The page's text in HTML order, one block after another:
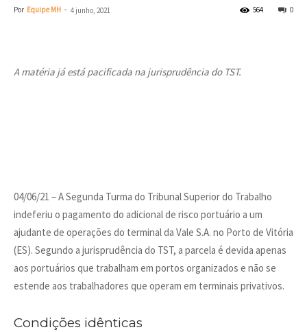
Por Equipe MH - 4 junho, 2021 0
564
A matéria já está pacificada na jurisprudência do TST.
04/06/21 – A Segunda Turma do Tribunal Superior do Trabalho
indeferiu o pagamento do adicional de risco portuário a um
ajudante de operações do terminal da Vale S.A. no Porto de Vitória
(ES). Segundo a jurisprudência do TST, a parcela é devida apenas
aos portuários que trabalham em portos organizados e não se
estende aos trabalhadores que operam em terminais privativos.
Condições idênticas